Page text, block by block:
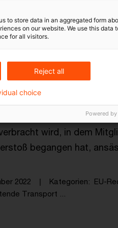
eines in
entschieden, dass
Fahrzeugs,
wird, in dem
begangen hat,
2022 Kategorien EU-
Transport ...
to store data in an aggregated form
on our website. We use this data
for all visitors.
Reject all
choice
Powered by